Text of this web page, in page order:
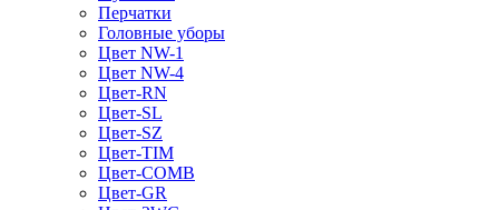
Перчатки
Головные уборы
Цвет NW-1
Цвет NW-4
Цвет-RN
Цвет-SL
Цвет-SZ
Цвет-TIM
Цвет-COMB
Цвет-GR